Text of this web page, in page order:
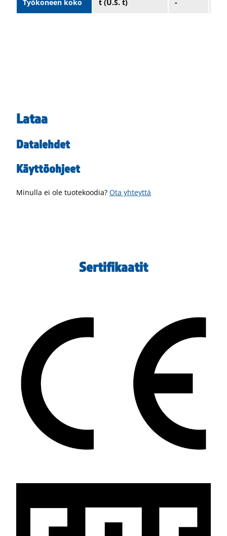
Työkoneen koko t (U.S. t) -
Lataa
Datalehdet
Käyttöohjeet
Minulla ei ole tuotekoodia? Ota yhteyttä
Sertifikaatit